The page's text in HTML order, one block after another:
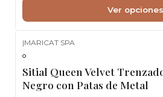
Ver opciones
|MARICAT SPA
Sitial Queen Velvet
Negro con Patas de Metal